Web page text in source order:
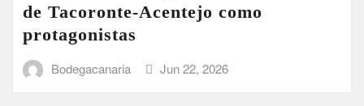
de Tacoronte-Acentejo como
protagonistas
Bodegacanaria Jun 22, 2026